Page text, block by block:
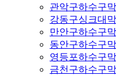
관악구하수구
강동구싱크대
만안구하수구
동안구하수구
영등포하수구
금천구하수구